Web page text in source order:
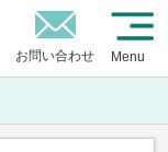
お問い合わせ Menu